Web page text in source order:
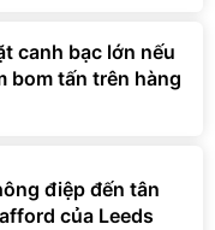
canh bạc lớn nếu
bom tấn trên hàng
điệp đến tân
của Leeds